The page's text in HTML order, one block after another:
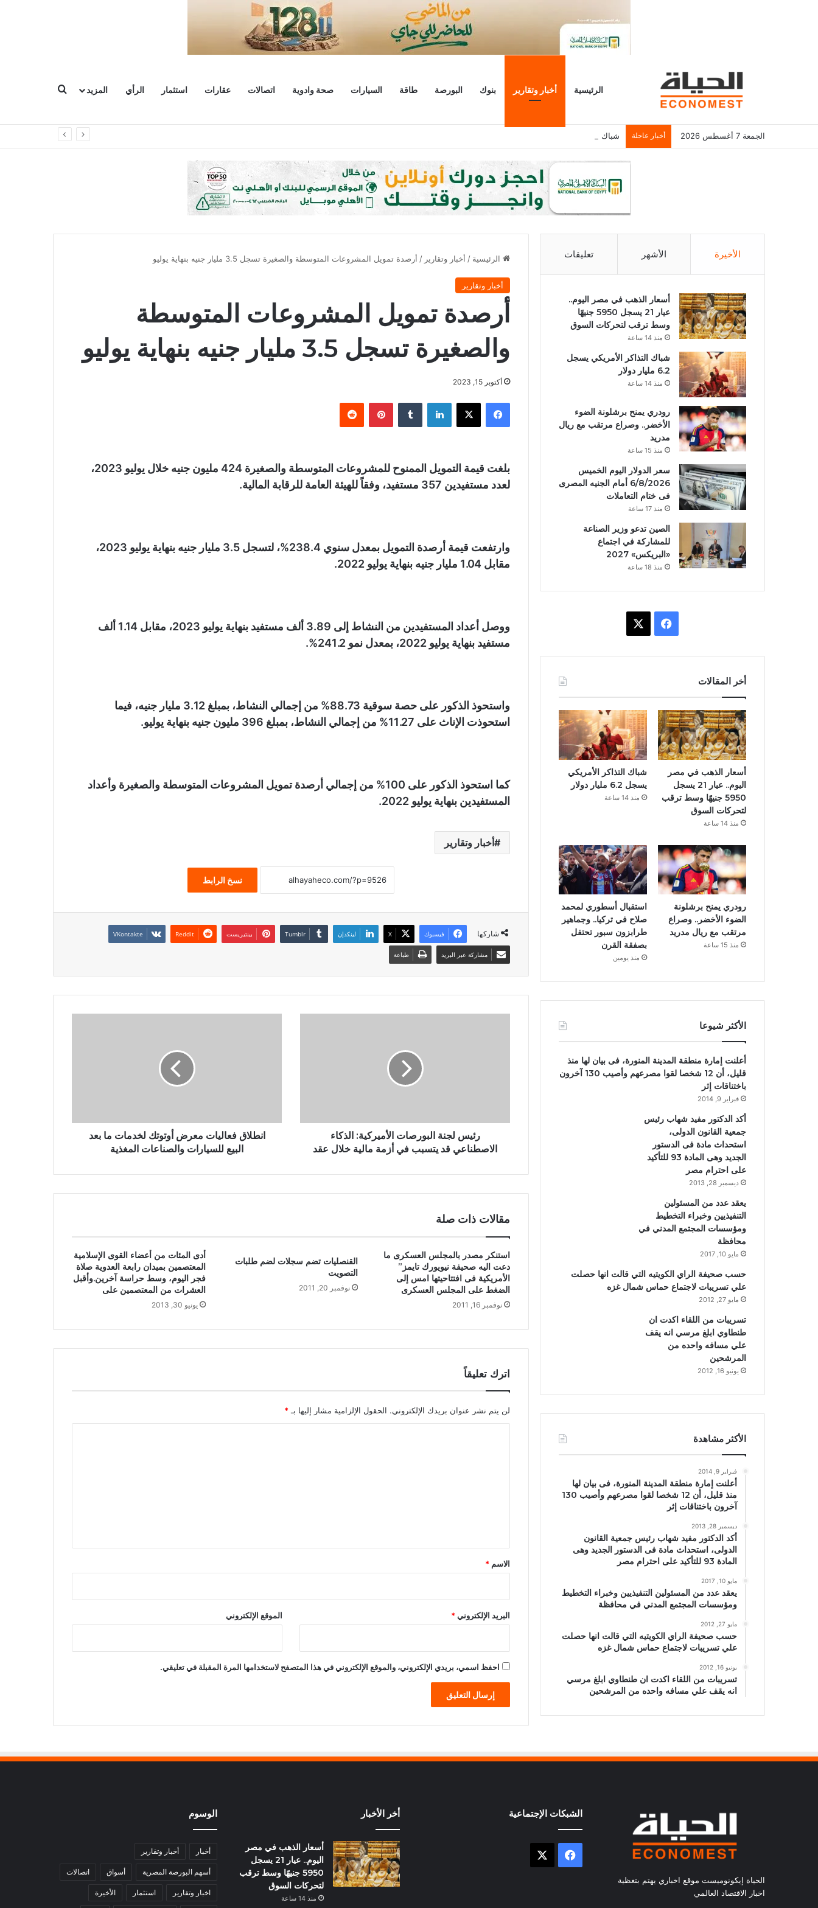
الرئيسية أخبار وتقارير بنوك البورصة طاقة السيارات صحة وادوية اتصالات عقارات استثمار الرأي المزيد
الجمعة 7 أغسطس 2026 أخبار عاجلة شباك التذاكر الأمريكي يسجل 6.2 مليار دولار
الرئيسية / أخبار وتقارير / أرصدة تمويل المشروعات المتوسطة والصغيرة تسجل 3.5 مليار جنيه بنهاية يوليو
أخبار وتقارير
أرصدة تمويل المشروعات المتوسطة
والصغيرة تسجل 3.5 مليار جنيه بنهاية يوليو
أكتوبر 15, 2023
فيسبوك لينكدإن بينتيريست
بلغت قيمة التمويل الممنوح للمشروعات المتوسطة والصغيرة 424 مليون جنيه خلال يوليو 2023،
لعدد مستفيدين 357 مستفيد، وفقاً للهيئة العامة للرقابة المالية.
وارتفعت قيمة أرصدة التمويل بمعدل سنوي 238.4%، لتسجل 3.5 مليار جنيه بنهاية يوليو 2023،
مقابل 1.04 مليار جنيه بنهاية يوليو 2022.
ووصل أعداد المستفيدين من النشاط إلى 3.89 ألف مستفيد بنهاية يوليو 2023، مقابل 1.14 ألف
مستفيد بنهاية يوليو 2022، بمعدل نمو 241.2%.
واستحوذ الذكور على حصة سوقية 88.73% من إجمالي النشاط، بمبلغ 3.12 مليار جنيه، فيما
استحوذت الإناث على 11.27% من إجمالي النشاط، بمبلغ 396 مليون جنيه بنهاية يوليو.
كما استحوذ الذكور على 100% من إجمالي أرصدة تمويل المشروعات المتوسطة والصغيرة وأعداد
المستفيدين بنهاية يوليو 2022.
أخبار وتقارير
نسخ الرابط
شاركها فيسبوك X لينكدإن بينتيريست
مشاركة عبر البريد طباعة
رئيس لجنة البورصات الأميركية: الذكاء
الاصطناعي قد يتسبب في أزمة مالية خلال عقد
انطلاق فعاليات معرض أوتوتك لخدمات ما بعد
البيع للسيارات والصناعات المغذية
مقالات ذات صلة
استنكر مصدر بالمجلس العسكرى ما
دعت اليه صحيفة نيويورك تايمز”
الأمريكية فى افتتاحيتها امس إلى
الضغط على المجلس العسكرى
نوفمبر 16, 2011
القنصليات تضم سجلات لضم طلبات
التصويت
نوفمبر 20, 2011
أدى المئات من أعضاء القوى الإسلامية
المعتصمين بميدان رابعة العدوية صلاة
فجر اليوم، وسط حراسة آخرين.وأقبل
العشرات من المعتصمين على
يونيو 30, 2013
اترك تعليقاً
لن يتم نشر عنوان بريدك الإلكتروني. الحقول الإلزامية مشار إليها بـ *
*
الاسم *
البريد الإلكتروني* الموقع الإلكتروني
احفظ اسمي، بريدي الإلكتروني، والموقع الإلكتروني في هذا المتصفح لاستخدامها المرة المقبلة في تعليقي.
الأخيرة الأشهر تعليقات
أسعار الذهب في مصر اليوم..
عيار 21 يسجل 5950 جنيهًا
وسط ترقب لتحركات السوق
منذ 14 ساعة
شباك التذاكر الأمريكي يسجل
6.2 مليار دولار
منذ 14 ساعة
رودري يمنح برشلونة الضوء
الأخضر.. وصراع مرتقب مع ريال
مدريد
منذ 15 ساعة
سعر الدولار اليوم الخميس
6/8/2026 أمام الجنيه المصرى
فى ختام التعاملات
منذ 17 ساعة
الصين تدعو وزير الصناعة
للمشاركة في اجتماع
«البريكس» 2027
منذ 18 ساعة
ب
و
ك
أخر المقالات
أسعار الذهب في مصر
اليوم.. عيار 21 يسجل
5950 جنيهًا وسط ترقب
لتحركات السوق
منذ 14 ساعة
شباك التذاكر الأمريكي
يسجل 6.2 مليار دولار
منذ 14 ساعة
رودري يمنح برشلونة
الضوء الأخضر.. وصراع
مرتقب مع ريال مدريد
منذ 15 ساعة
استقبال أسطوري لمحمد
صلاح في تركيا.. وجماهير
طرابزون سبور تحتفل
بصفقة القرن
منذ يومين
الأكثر شيوعا
أعلنت إمارة منطقة المدينة المنورة، فى بيان لها منذ
قليل، أن 12 شخصا لقوا مصرعهم وأصيب 130 آخرون
باختناقات إثر
فبراير 9, 2014
أكد الدكتور مفيد شهاب رئيس
جمعية القانون الدولى،
استحداث مادة فى الدستور
الجديد وهى المادة 93 للتأكيد
على احترام مصر
ديسمبر 28, 2013
يعقد عدد من المسئولين
التنفيذيين وخبراء التخطيط
ومؤسسات المجتمع المدني في
محافظة
مايو 10, 2017
حسب صحيفة الراي الكويتيه التي قالت انها حصلت
علي تسريبات لاجتماع حماس شمال غزه
مايو 27, 2012
تسريبات من اللقاء اكدت ان
طنطاوي ابلغ مرسي انه يقف
علي مسافه واحده من
المرشحين
يونيو 16, 2012
الأكثر مشاهدة
فبراير 9, 2014
أعلنت إمارة منطقة المدينة المنورة، فى بيان لها
منذ قليل، أن 12 شخصا لقوا مصرعهم وأصيب 130
آخرون باختناقات إثر
ديسمبر 28, 2013
أكد الدكتور مفيد شهاب رئيس جمعية القانون
الدولى، استحداث مادة فى الدستور الجديد وهى
المادة 93 للتأكيد على احترام مصر
مايو 10, 2017
يعقد عدد من المسئولين التنفيذيين وخبراء التخطيط
ومؤسسات المجتمع المدني في محافظة
مايو 27, 2012
حسب صحيفة الراي الكويتيه التي قالت انها حصلت
علي تسريبات لاجتماع حماس شمال غزه
يونيو 16, 2012
تسريبات من اللقاء اكدت ان طنطاوي ابلغ مرسي
انه يقف علي مسافه واحده من المرشحين
الحياة إيكونوميست موقع اخباري يهتم بتغظية
اخبار الاقتصاد العالمي
الشبكات الإجتماعية
فيسبوك
أخر الأخبار
أسعار الذهب في مصر
اليوم.. عيار 21 يسجل
5950 جنيهًا وسط ترقب
لتحركات السوق
منذ 14 ساعة
الوسوم
أخبار أخبار وتقارير
أسهم البورصة المصرية أسواق اتصالات
اخبار وتقارير استثمار الأخيرة